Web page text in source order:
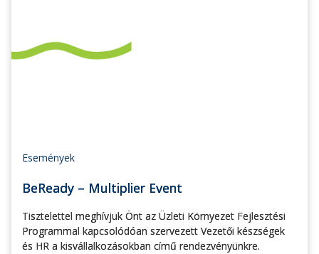
Események
BeReady – Multiplier Event
Tisztelettel meghívjuk Önt az Üzleti Környezet Fejlesztési
Programmal kapcsolódóan szervezett Vezetői készségek
és HR a kisvállalkozásokban című rendezvényünkre.